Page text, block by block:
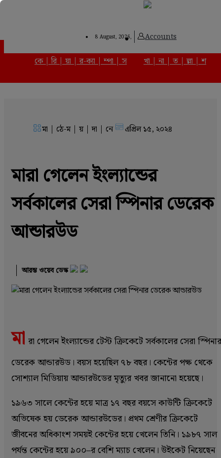
8 August, 2026, Accounts
কে | রি | য়া | র-ক্যা | ম্পা | স খা | না | ত | ল্লা | শ
মা | ঠে-ম | য় | দা | নে এপ্রিল ১৫, ২০২৪
‌মারা গেলেন ইংল্যান্ডের
সর্বকালের সেরা স্পিনার ডেরেক
আন্ডারউড
আরম্ভ ওয়েব ডেস্ক
মা রা গেলেন ইংল্যান্ডের টেস্ট ক্রিকেটে সর্বকালের সেরা স্পিনার
ডেরেক আন্ডারউড। বয়স হয়েছিল ৭৮ বছর। কেন্টের পক্ষ থেকে
সোশ্যাল মিডিয়ায় আন্ডারউডের মৃত্যুর খবর জানানো হয়েছে।
১৯৬৩ সালে কেন্টের হয়ে মাত্র ১৭ বছর বয়সে কাউন্টি ক্রিকেটে
অভিষেক হয় ডেরেক আন্ডারউডের। প্রথম শ্রেণীর ক্রিকেটে
জীবনের অধিকাংশ সময়ই কেন্টের হয়ে খেলেন তিনি। ১৯৮৭ সাল
পর্যন্ত কেন্টের হয়ে ৯০০–র বেশি ম্যাচ খেলেন। উইকেট নিয়েছেন